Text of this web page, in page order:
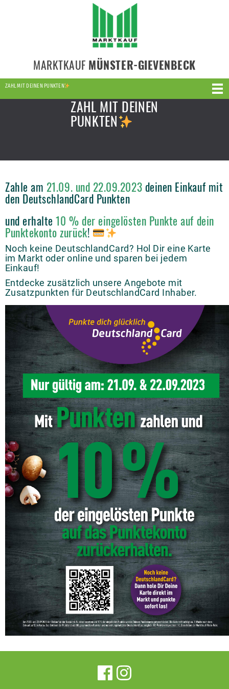
MARKTKAUF MÜNSTER-GIEVENBECK
ZAHL MIT DEINEN PUNKTEN
ZAHL MIT DEINEN
PUNKTEN
Zahle am 21.09. und 22.09.2023 deinen Einkauf mit
den DeutschlandCard Punkten
und erhalte10 % der eingelösten Punkte auf dein
Punktekonto zurück!
Noch keine DeutschlandCard? Hol Dir eine Karte
im Markt oder online und sparen bei jedem
Einkauf!
Entdecke zusätzlich unsere Angebote mit
Zusatzpunkten für DeutschlandCard Inhaber.